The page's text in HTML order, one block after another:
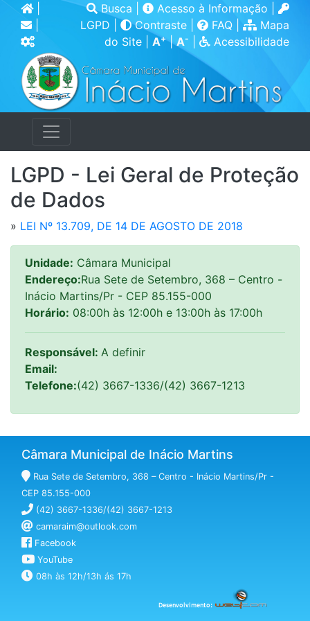
|
Busca Acesso à Informação
LGPD
Contraste FAQ
Mapa
do Site
A+|A- Acessibilidade
LGPD - Lei Geral de Proteção
de Dados
» LEI Nº 13.709, DE 14 DE AGOSTO DE 2018
Unidade: Câmara Municipal
Endereço:Rua Sete de Setembro, 368 – Centro -
Inácio Martins/Pr - CEP 85.155-000
Horário: 08:00h às 12:00h e 13:00h às 17:00h
Responsável: A definir
Email:
Telefone:(42) 3667-1336/(42) 3667-1213
Câmara Municipal de Inácio Martins
Rua Sete de Setembro, 368 – Centro - Inácio Martins/Pr -
CEP 85.155-000
(42) 3667-1336/(42) 3667-1213
camaraim@outlook.com
Facebook
YouTube
08h às 12h/13h ás 17h